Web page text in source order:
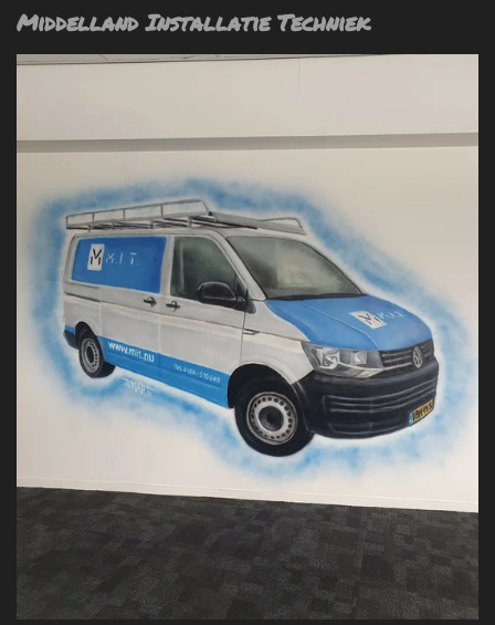
Middelland Installatie Techniek